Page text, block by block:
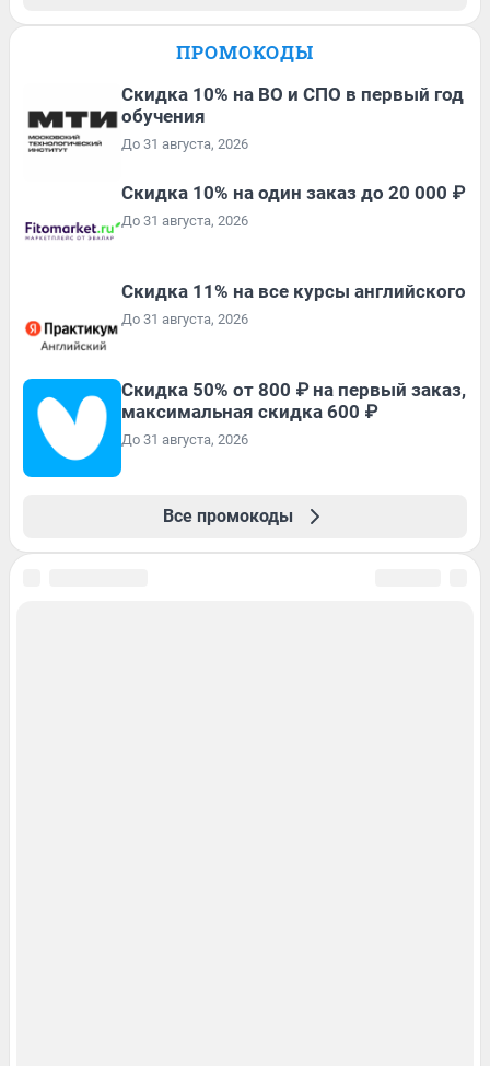
ПРОМОКОДЫ
Скидка 10% на ВО и СПО в первый год
обучения
До 31 августа, 2026
Скидка 10% на один заказ до 20 000 ₽
До 31 августа, 2026
Скидка 11% на все курсы английского
До 31 августа, 2026
Скидка 50% от 800 ₽ на первый заказ,
максимальная скидка 600 ₽
До 31 августа, 2026
Все промокоды